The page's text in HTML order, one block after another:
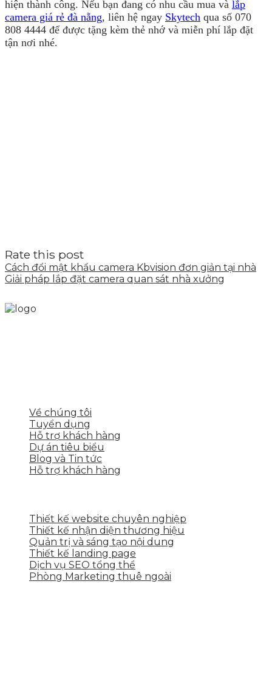
hiện thành công. Nếu bạn đang có nhu cầu mua và lắp
camera giá rẻ đà nẵng, liên hệ ngay Skytech qua số 070
808 4444 để được tặng kèm thẻ nhớ và miễn phí lắp đặt
tận nơi nhé.
Rate this post
Cách đổi mật khẩu camera Kbvision đơn giản tại nhà
Giải pháp lắp đặt camera quan sát nhà xưởng
Về chúng tôi
Tuyển dụng
Hỗ trợ khách hàng
Dự án tiêu biểu
Blog và Tin tức
Hỗ trợ khách hàng
Thiết kế website chuyên nghiệp
Thiết kế nhận diện thương hiệu
Quản trị và sáng tạo nội dung
Thiết kế landing page
Dịch vụ SEO tổng thể
Phòng Marketing thuê ngoài